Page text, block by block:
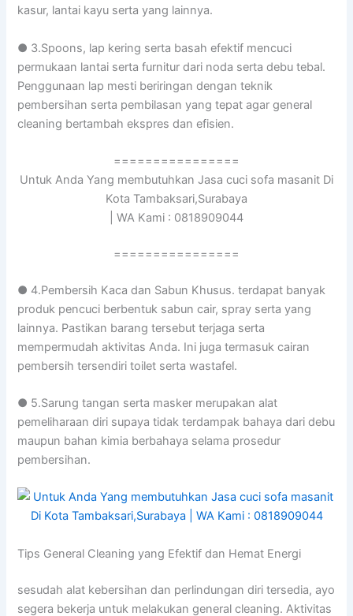
kasur, lantai kayu serta yang lainnya.
● 3.Spoons, lap kering serta basah efektif mencuci
permukaan lantai serta furnitur dari noda serta debu tebal.
Penggunaan lap mesti beriringan dengan teknik
pembersihan serta pembilasan yang tepat agar general
cleaning bertambah ekspres dan efisien.
================
Untuk Anda Yang membutuhkan Jasa cuci sofa masanit Di
Kota Tambaksari,Surabaya
| WA Kami : 0818909044
================
● 4.Pembersih Kaca dan Sabun Khusus. terdapat banyak
produk pencuci berbentuk sabun cair, spray serta yang
lainnya. Pastikan barang tersebut terjaga serta
mempermudah aktivitas Anda. Ini juga termasuk cairan
pembersih tersendiri toilet serta wastafel.
● 5.Sarung tangan serta masker merupakan alat
pemeliharaan diri supaya tidak terdampak bahaya dari debu
maupun bahan kimia berbahaya selama prosedur
pembersihan.
Tips General Cleaning yang Efektif dan Hemat Energi
sesudah alat kebersihan dan perlindungan diri tersedia, ayo
segera bekerja untuk melakukan general cleaning. Aktivitas